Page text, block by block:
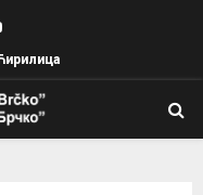
Youtube